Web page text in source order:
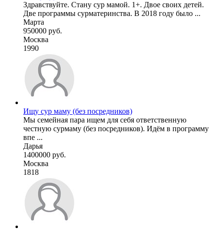
Здравствуйте. Стану сур мамой. 1+. Двое своих детей.
Две программы сурматеринства. В 2018 году было ...
Марта
950000 руб.
Москва
1990
Ищу сур маму (без посредников)
Мы семейная пара ищем для себя ответственную
честную сурмаму (без посредников). Идём в программу
впе ...
Дарья
1400000 руб.
Москва
1818